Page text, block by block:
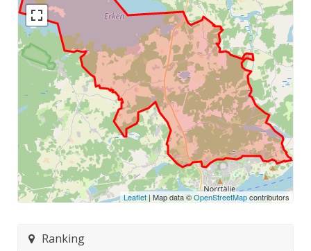
Leaflet | Map data ©OpenStreetMapcontributors
Ranking